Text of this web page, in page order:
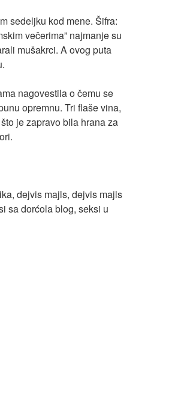
sedeljku kod mene. Šifra:
večerima” najmanje su
mušakrci. A ovog puta
nagovestila o čemu se
opremnu. Tri flaše vina,
je zapravo bila hrana za